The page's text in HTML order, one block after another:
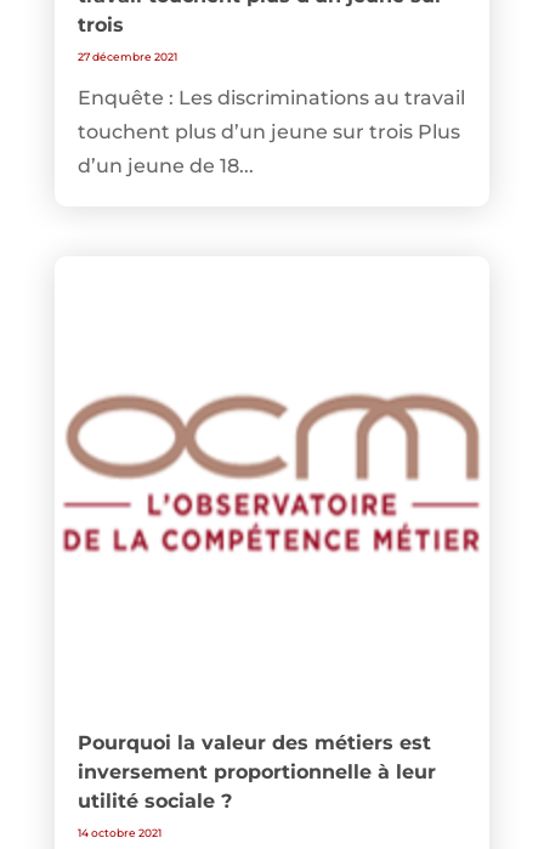
trois
27 décembre 2021
Enquête : Les discriminations au travail
touchent plus d’un jeune sur trois Plus
d’un jeune de 18...
Pourquoi la valeur des métiers est
inversement proportionnelle à leur
utilité sociale ?
14 octobre 2021